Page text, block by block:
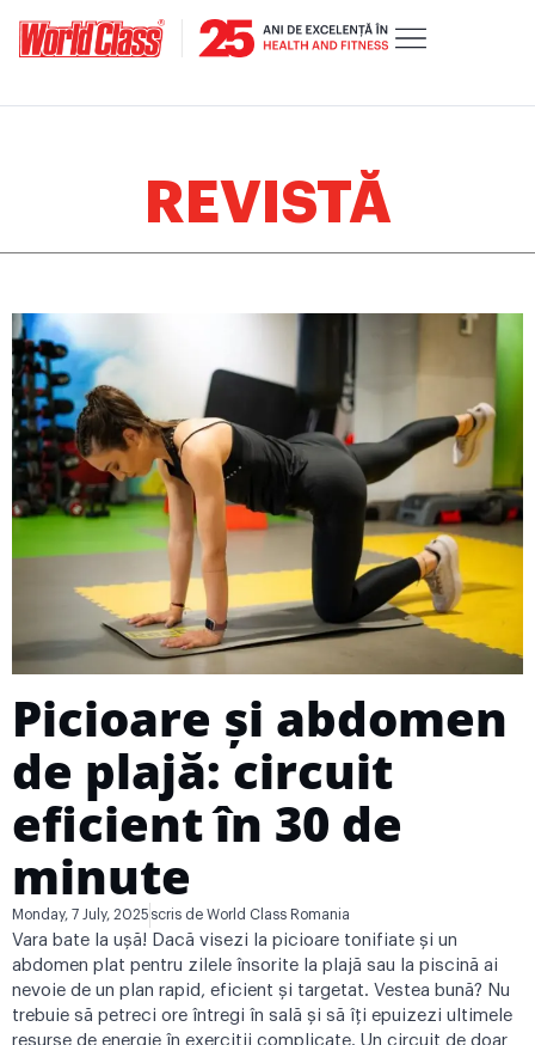
REVISTĂ
Picioare și abdomen
de plajă: circuit
eficient în 30 de
minute
Monday, 7 July, 2025 scris de World Class Romania
Vara bate la ușă! Dacă visezi la picioare tonifiate și un
abdomen plat pentru zilele însorite la plajă sau la piscină ai
nevoie de un plan rapid, eficient și targetat. Vestea bună? Nu
trebuie să petreci ore întregi în sală și să îți epuizezi ultimele
resurse de energie în exerciții complicate. Un circuit de doar